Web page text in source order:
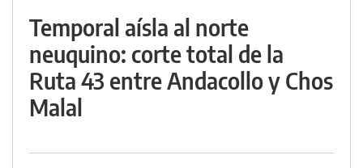
Temporal aísla al norte
neuquino: corte total de la
Ruta 43 entre Andacollo y Chos
Malal